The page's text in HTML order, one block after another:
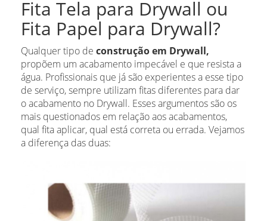
Fita Tela para Drywall ou
Fita Papel para Drywall?
Qualquer tipo de construção em Drywall,
propõem um acabamento impecável e que resista a
água. Profissionais que já são experientes a esse tipo
de serviço, sempre utilizam fitas diferentes para dar
o acabamento no Drywall. Esses argumentos são os
mais questionados em relação aos acabamentos,
qual fita aplicar, qual está correta ou errada. Vejamos
a diferença das duas: